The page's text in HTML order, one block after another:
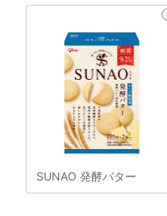
SUNAO 発酵バター